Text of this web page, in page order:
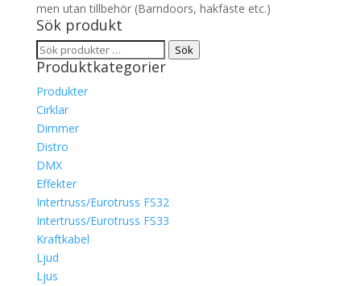
men utan tillbehör (Barndoors, hakfäste etc.)
Sök produkt
Sök
efter:
Sök
Produktkategorier
Produkter
Cirklar
Dimmer
Distro
DMX
Effekter
Intertruss/Eurotruss FS32
Intertruss/Eurotruss FS33
Kraftkabel
Ljud
Ljus